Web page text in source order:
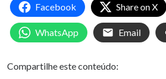
Facebook Share on X
WhatsApp Email
Compartilhe este conteúdo: